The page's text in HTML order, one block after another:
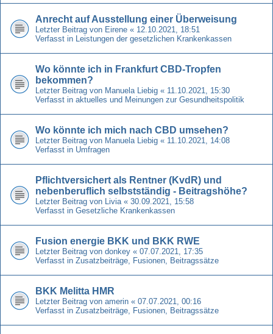
Anrecht auf Ausstellung einer Überweisung
Letzter Beitrag von Eirene « 12.10.2021, 18:51
Verfasst in Leistungen der gesetzlichen Krankenkassen
Wo könnte ich in Frankfurt CBD-Tropfen
bekommen?
Letzter Beitrag von Manuela Liebig « 11.10.2021, 15:30
Verfasst in aktuelles und Meinungen zur Gesundheitspolitik
Wo könnte ich mich nach CBD umsehen?
Letzter Beitrag von Manuela Liebig « 11.10.2021, 14:08
Verfasst in Umfragen
Pflichtversichert als Rentner (KvdR) und
nebenberuflich selbstständig - Beitragshöhe?
Letzter Beitrag von Livia « 30.09.2021, 15:58
Verfasst in Gesetzliche Krankenkassen
Fusion energie BKK und BKK RWE
Letzter Beitrag von donkey « 07.07.2021, 17:35
Verfasst in Zusatzbeiträge, Fusionen, Beitragssätze
BKK Melitta HMR
Letzter Beitrag von amerin « 07.07.2021, 00:16
Verfasst in Zusatzbeiträge, Fusionen, Beitragssätze